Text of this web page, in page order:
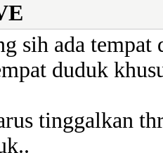
sih ada
duduk
tinggalkan